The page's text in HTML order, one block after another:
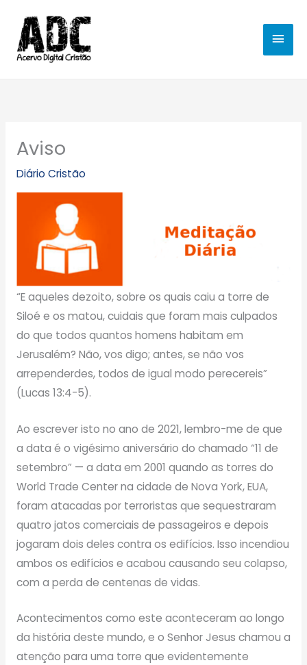
para
conteúdo
Aviso
Diário Cristão
“E aqueles dezoito, sobre os quais caiu a torre de
Siloé e os matou, cuidais que foram mais culpados
do que todos quantos homens habitam em
Jerusalém? Não, vos digo; antes, se não vos
arrependerdes, todos de igual modo perecereis”
(Lucas 13:4-5).
Ao escrever isto no ano de 2021, lembro-me de que
a data é o vigésimo aniversário do chamado “11 de
setembro” — a data em 2001 quando as torres do
World Trade Center na cidade de Nova York, EUA,
foram atacadas por terroristas que sequestraram
quatro jatos comerciais de passageiros e depois
jogaram dois deles contra os edifícios. Isso incendiou
ambos os edifícios e acabou causando seu colapso,
com a perda de centenas de vidas.
Acontecimentos como este aconteceram ao longo
da história deste mundo, e o Senhor Jesus chamou a
atenção para uma torre que evidentemente